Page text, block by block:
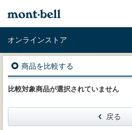
オンラインストア
商品を比較する
比較対象商品が選択されていません
戻る